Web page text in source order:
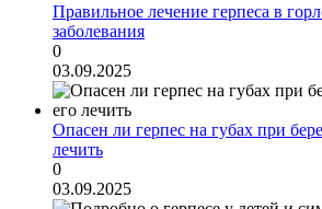
Правильное лечение герпеса в
заболевания
0
03.09.2025
Опасен ли герпес на губах при
лечить
0
03.09.2025